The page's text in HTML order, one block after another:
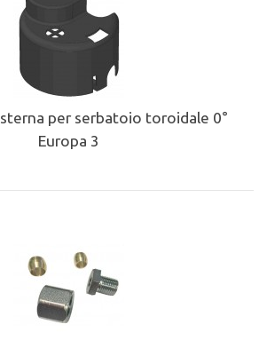
per serbatoio toroidale 0°
Europa 3